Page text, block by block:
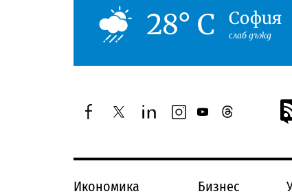
28° C София
слаб дъжд
facebooktwitterlinkedininstagram
youtubethreads
Икономика Бизнес